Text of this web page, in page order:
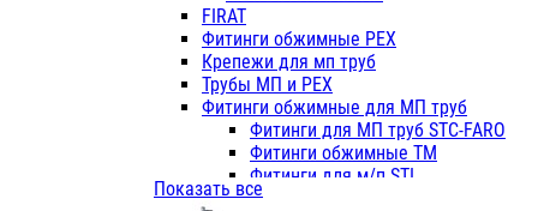
Фитинги ПП белые
Фитинги ПП белые
Фитинги ППс металл.белые
VALFEX
Трубы PE-RT
Трубы ПП водопровод белые
Трубы ПП водопровод серые
Трубы армированные
Трубы армированные
FIRAT
Фитинги обжимные PEX
Крепежи для мп труб
Трубы МП и PEX
Фитинги обжимные для МП труб
Фитинги для МП труб STC-FARO
Фитинги обжимные ТМ
Фитинги для м/п STI
Фитинги для МП труб TITAN
Показать все